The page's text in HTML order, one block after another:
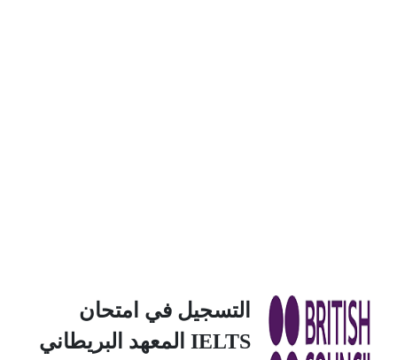
التسجيل في امتحان
IELTS المعهد البريطاني